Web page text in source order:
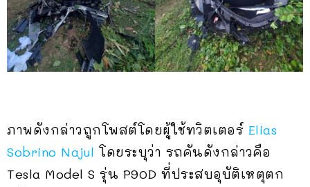
ภาพดังกล่าวถูกโพสต์โดยผู้ใช้ทวิตเตอร์ Elias
Sobrino Najul โดยระบุว่า รถคันดังกล่าวคือ
Tesla Model S รุ่น P90D ที่ประสบอุบัติเหตุตก